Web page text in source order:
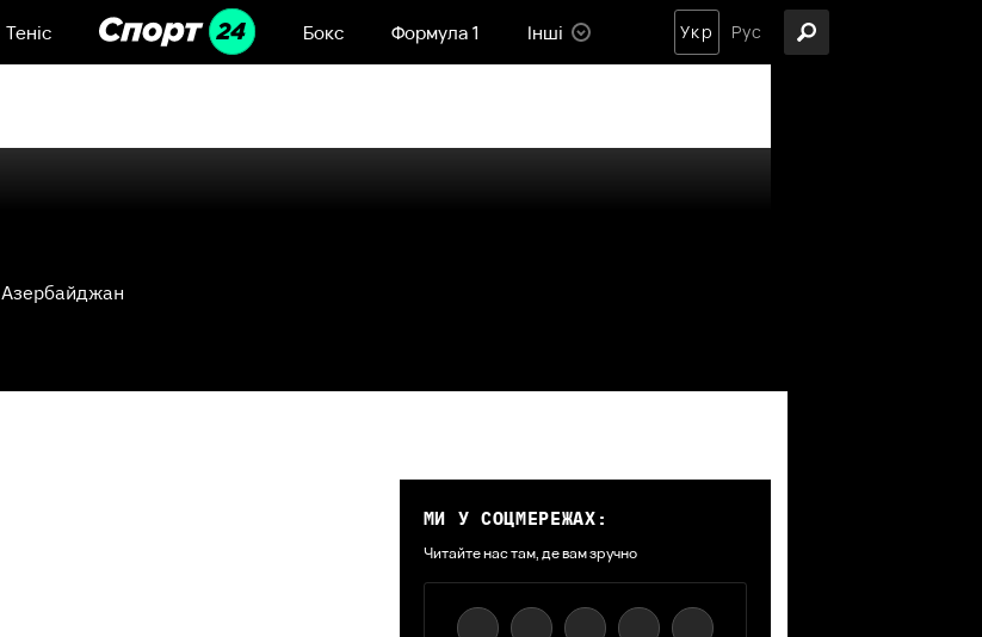
Теніс Бокс Формула 1 Інші Укр Рус
Азербайджан
МИ У СОЦМЕРЕЖАХ:
Читайте нас там, де вам зручно